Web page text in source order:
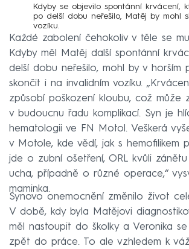
Kdyby se objevilo spontánní krvácení,
po delší dobu neřešilo, Matěj by mohl
vozíku.
Každé zabolení čehokoliv v těle se
Kdyby měl Matěj další spontánní
delší dobu neřešilo, mohl by v horším
skončit i na invalidním vozíku.
způsobí poškození kloubu, což může
v budoucnu řadu komplikací. Syn je
hematologii ve FN Motol. Veškerá
v Motole, kde vědí, jak s hemofilikem
jde o zubní ošetření, ORL kvůli
ucha, případně o různé operace,“
maminka.
Synovo onemocnění změnilo život
V době, kdy byla Matějovi
měl nastoupit do školky a Veronika
zpět do práce. To ale vzhledem k